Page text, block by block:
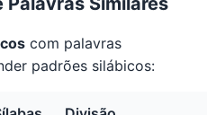
com palavras
padrões silábicos: